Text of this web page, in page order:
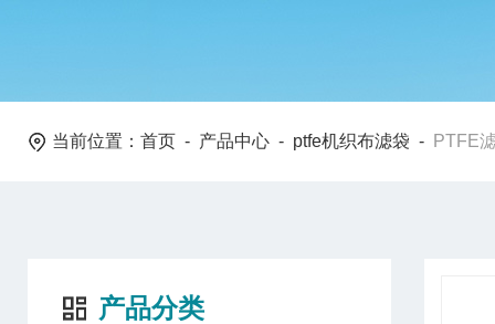
当前位置： 首页 - 产品中心 - ptfe机织布滤袋 - PTFE
产品分类